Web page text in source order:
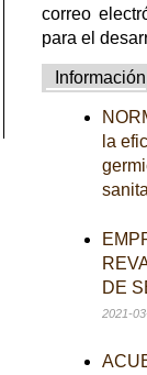
correo
para el
Información
la
DE
2021-